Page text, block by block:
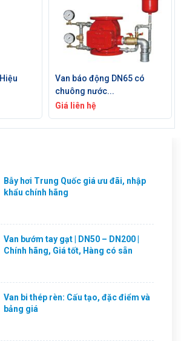
Bẫy hơi Trung Quốc giá ưu đãi, nhập
khẩu chính hãng
Van bướm tay gạt | DN50 – DN200 |
Chính hãng, Giá tốt, Hàng có sẵn
Van bi thép rèn: Cấu tạo, đặc điểm và
bảng giá
Van báo động DN65 có
chuông nước...
Giá liên hệ